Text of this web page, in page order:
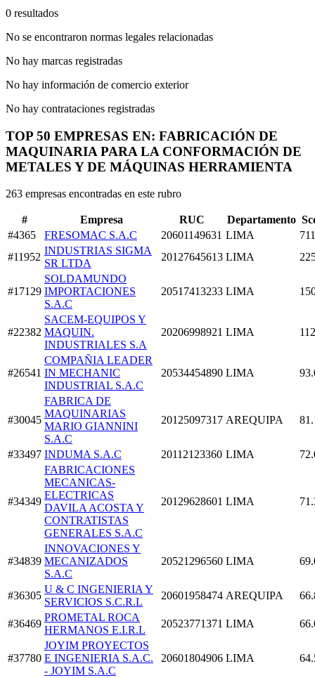
0 resultados
No se encontraron normas legales relacionadas
No hay marcas registradas
No hay información de comercio exterior
No hay contrataciones registradas
TOP 50 EMPRESAS EN: FABRICACIÓN DE
MAQUINARIA PARA LA CONFORMACIÓN DE
METALES Y DE MÁQUINAS HERRAMIENTA
263 empresas encontradas en este rubro
# Empresa RUC Departamento
#4365
FRESOMAC S.A.C 20601149631 LIMA
#11952
INDUSTRIAS SIGMA
SR LTDA
20127645613 LIMA
#17129
SOLDAMUNDO
IMPORTACIONES
S.A.C
20517413233 LIMA
#22382
SACEM-EQUIPOS Y
MAQUIN.
INDUSTRIALES S.A
20206998921 LIMA
#26541
COMPAÑIA LEADER
IN MECHANIC
INDUSTRIAL S.A.C
20534454890 LIMA
#30045
FABRICA DE
MAQUINARIAS
MARIO GIANNINI
S.A.C
20125097317 AREQUIPA
#33497 INDUMA S.A.C 20112123360 LIMA
#34349
FABRICACIONES
MECANICAS-
ELECTRICAS
DAVILA ACOSTA Y
CONTRATISTAS
GENERALES S.A.C
20129628601 LIMA
#34839
INNOVACIONES Y
MECANIZADOS
S.A.C
20521296560 LIMA
#36305
U & C INGENIERIA Y
SERVICIOS S.C.R.L
20601958474 AREQUIPA
#36469
PROMETAL ROCA
HERMANOS E.I.R.L
20523771371 LIMA
#37780
JOYIM PROYECTOS
E INGENIERIA S.A.C.
- JOYIM S.A.C
20601804906 LIMA